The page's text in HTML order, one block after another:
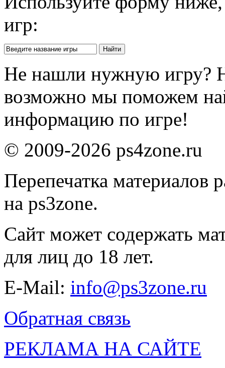
игр:
Не нашли нужную игру?
возможно мы поможем
информацию по игре!
© 2009-2026 ps4zone.ru
Перепечатка материалов
на ps3zone.
Сайт может содержать
для лиц до 18 лет.
E-Mail: info@ps3zone.ru
Обратная связь
РЕКЛАМА НА САЙТЕ